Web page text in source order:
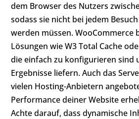
dem Browser des Nutzers
sodass sie nicht bei jedem
werden müssen. WooCommerce
Lösungen wie W3 Total Cache
die einfach zu konfigurieren sind
Ergebnisse liefern. Auch das
vielen Hosting-Anbietern
Performance deiner Website
Achte darauf, dass dynamische